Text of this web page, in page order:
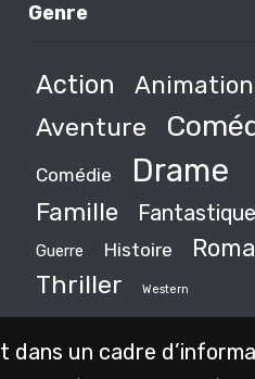
Genre
Action
Animation
Aventure
Comédie Drame
Famille Fantastique
Guerre Histoire
Thriller Western
un cadre